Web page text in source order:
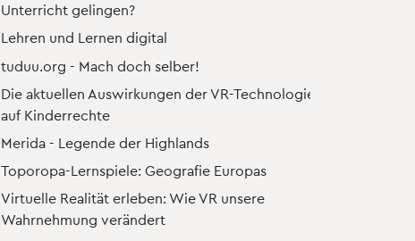
Unterricht gelingen?
Lehren und Lernen digital
tuduu.org - Mach doch selber!
Die aktuellen Auswirkungen der VR-Technologie
auf Kinderrechte
Merida - Legende der Highlands
Toporopa-Lernspiele: Geografie Europas
Virtuelle Realität erleben: Wie VR unsere
Wahrnehmung verändert